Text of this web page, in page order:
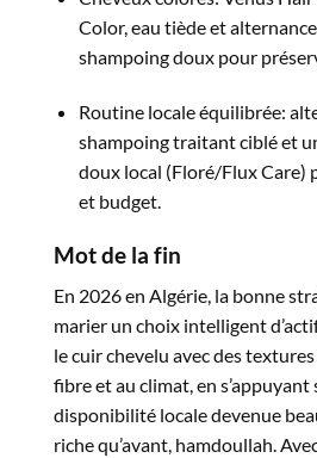
Color, eau tiède et
shampoing doux pour
Routine locale équilibrée:
shampoing traitant ciblé et
doux local (Floré/Flux Care)
et budget.​
Motde la fin
En 2026 en Algérie, la bonne
marier un choix intelligent
le cuir chevelu avec des
fibre et au climat, en s’appuyant
disponibilité locale devenue
riche qu’avant, hamdoullah.